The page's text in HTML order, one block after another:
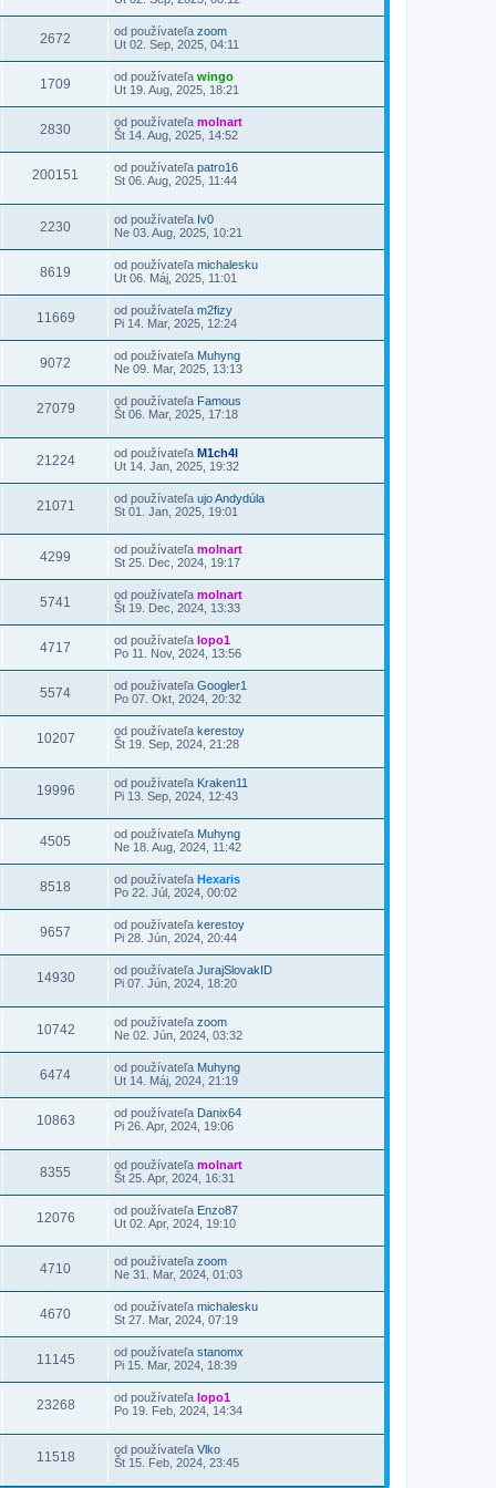
2672 od používateľa zoom
Ut 02. Sep, 2025, 04:11
1709 od používateľa wingo
Ut 19. Aug, 2025, 18:21
2830 od používateľa molnart
Št 14. Aug, 2025, 14:52
200151 od používateľa patro16
St 06. Aug, 2025, 11:44
2230 od používateľa Iv0
Ne 03. Aug, 2025, 10:21
8619 od používateľa michalesku
Ut 06. Máj, 2025, 11:01
11669 od používateľa m2fizy
Pi 14. Mar, 2025, 12:24
9072 od používateľa Muhyng
Ne 09. Mar, 2025, 13:13
27079 od používateľa Famous
Št 06. Mar, 2025, 17:18
21224 od používateľa M1ch4l
Ut 14. Jan, 2025, 19:32
21071 od používateľa ujo Andydúla
St 01. Jan, 2025, 19:01
4299 od používateľa molnart
St 25. Dec, 2024, 19:17
5741 od používateľa molnart
Št 19. Dec, 2024, 13:33
4717 od používateľa lopo1
Po 11. Nov, 2024, 13:56
5574 od používateľa Googler1
Po 07. Okt, 2024, 20:32
10207 od používateľa kerestoy
Št 19. Sep, 2024, 21:28
19996 od používateľa Kraken11
Pi 13. Sep, 2024, 12:43
4505 od používateľa Muhyng
Ne 18. Aug, 2024, 11:42
8518 od používateľa Hexaris
Po 22. Júl, 2024, 00:02
9657 od používateľa kerestoy
Pi 28. Jún, 2024, 20:44
14930 od používateľa JurajSlovakID
Pi 07. Jún, 2024, 18:20
10742 od používateľa zoom
Ne 02. Jún, 2024, 03:32
6474 od používateľa Muhyng
Ut 14. Máj, 2024, 21:19
10863 od používateľa Danix64
Pi 26. Apr, 2024, 19:06
8355 od používateľa molnart
Št 25. Apr, 2024, 16:31
12076 od používateľa Enzo87
Ut 02. Apr, 2024, 19:10
4710 od používateľa zoom
Ne 31. Mar, 2024, 01:03
4670 od používateľa michalesku
St 27. Mar, 2024, 07:19
11145 od používateľa stanomx
Pi 15. Mar, 2024, 18:39
23268 od používateľa lopo1
Po 19. Feb, 2024, 14:34
11518 od používateľa Vlko
Št 15. Feb, 2024, 23:45